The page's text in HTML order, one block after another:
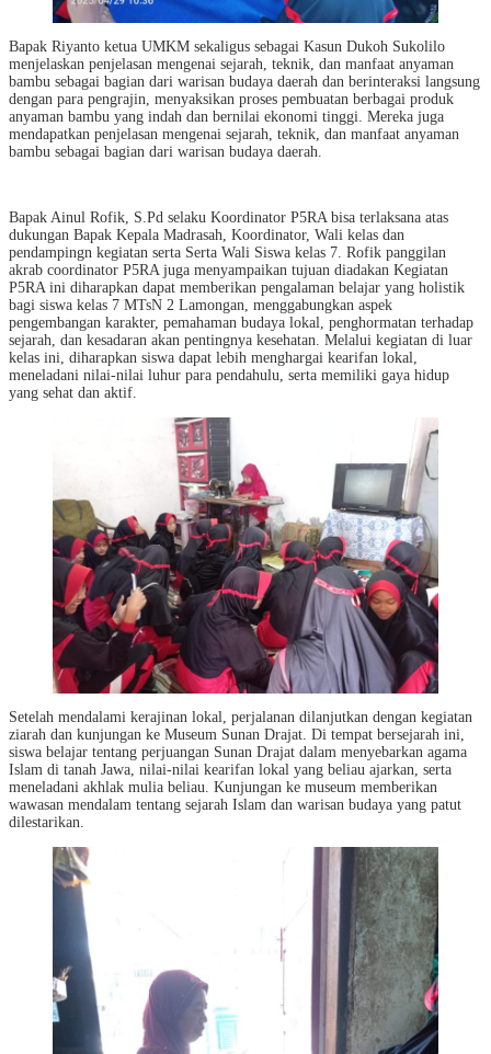
Bapak Riyanto ketua UMKM sekaligus sebagai Kasun Dukoh Sukolilo
menjelaskan penjelasan mengenai sejarah, teknik, dan manfaat anyaman
bambu sebagai bagian dari warisan budaya daerah dan berinteraksi langsung
dengan para pengrajin, menyaksikan proses pembuatan berbagai produk
anyaman bambu yang indah dan bernilai ekonomi tinggi. Mereka juga
mendapatkan penjelasan mengenai sejarah, teknik, dan manfaat anyaman
bambu sebagai bagian dari warisan budaya daerah.
Bapak Ainul Rofik, S.Pd selaku Koordinator P5RA bisa terlaksana atas
dukungan Bapak Kepala Madrasah, Koordinator, Wali kelas dan
pendampingn kegiatan serta Serta Wali Siswa kelas 7. Rofik panggilan
akrab coordinator P5RA juga menyampaikan tujuan diadakan Kegiatan
P5RA ini diharapkan dapat memberikan pengalaman belajar yang holistik
bagi siswa kelas 7 MTsN 2 Lamongan, menggabungkan aspek
pengembangan karakter, pemahaman budaya lokal, penghormatan terhadap
sejarah, dan kesadaran akan pentingnya kesehatan. Melalui kegiatan di luar
kelas ini, diharapkan siswa dapat lebih menghargai kearifan lokal,
meneladani nilai-nilai luhur para pendahulu, serta memiliki gaya hidup
yang sehat dan aktif.
Setelah mendalami kerajinan lokal, perjalanan dilanjutkan dengan kegiatan
ziarah dan kunjungan ke Museum Sunan Drajat. Di tempat bersejarah ini,
siswa belajar tentang perjuangan Sunan Drajat dalam menyebarkan agama
Islam di tanah Jawa, nilai-nilai kearifan lokal yang beliau ajarkan, serta
meneladani akhlak mulia beliau. Kunjungan ke museum memberikan
wawasan mendalam tentang sejarah Islam dan warisan budaya yang patut
dilestarikan.